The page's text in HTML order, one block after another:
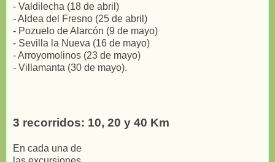
- Valdilecha (18 de abril)
- Aldea del Fresno (25 de abril)
- Pozuelo de Alarcón (9 de mayo)
- Sevilla la Nueva (16 de mayo)
- Arroyomolinos (23 de mayo)
- Villamanta (30 de mayo).
3 recorridos: 10, 20 y 40 Km
En cada una de